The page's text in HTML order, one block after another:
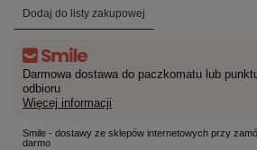
Dodaj do listy zakupowej
Darmowa dostawa do paczkomatu lub
odbioru
Więcej informacji
Smile - dostawy ze sklepów internetowych przy
darmo